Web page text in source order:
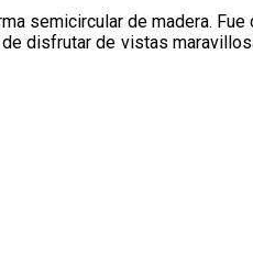
semicircular de madera. Fue
disfrutar de vistas